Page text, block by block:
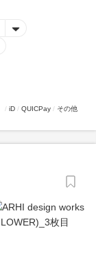
iD QUICPay その他